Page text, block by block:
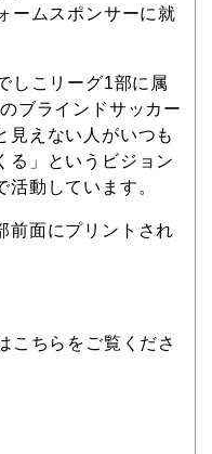
ームスポンサーに就
しこリーグ1部に属
ブラインドサッカー
見えない人がいつも
る」というビジョン
動しています。
前面にプリントされ
こちらをご覧くださ